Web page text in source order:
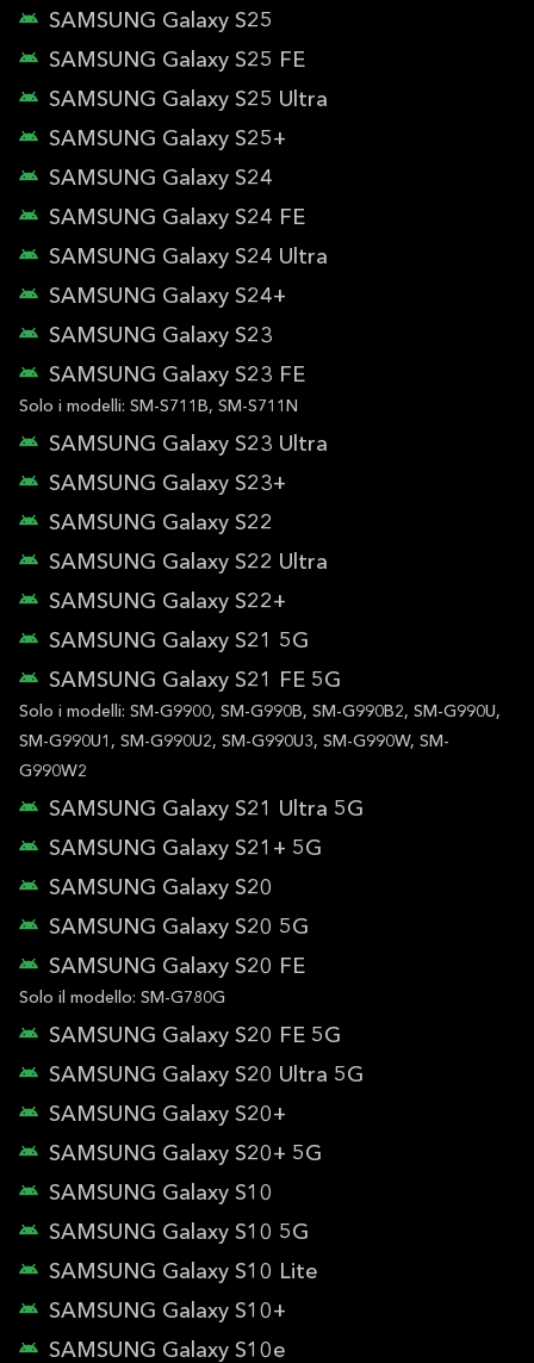
SAMSUNG Galaxy S25
SAMSUNG Galaxy S25 FE
SAMSUNG Galaxy S25 Ultra
SAMSUNG Galaxy S25+
SAMSUNG Galaxy S24
SAMSUNG Galaxy S24 FE
SAMSUNG Galaxy S24 Ultra
SAMSUNG Galaxy S24+
SAMSUNG Galaxy S23
SAMSUNG Galaxy S23 FE
Solo i modelli: SM-S711B, SM-S711N
SAMSUNG Galaxy S23 Ultra
SAMSUNG Galaxy S23+
SAMSUNG Galaxy S22
SAMSUNG Galaxy S22 Ultra
SAMSUNG Galaxy S22+
SAMSUNG Galaxy S21 5G
SAMSUNG Galaxy S21 FE 5G
Solo i modelli: SM-G9900, SM-G990B, SM-G990B2, SM-G990U,
SM-G990U1, SM-G990U2, SM-G990U3, SM-G990W, SM-
G990W2
SAMSUNG Galaxy S21 Ultra 5G
SAMSUNG Galaxy S21+ 5G
SAMSUNG Galaxy S20
SAMSUNG Galaxy S20 5G
SAMSUNG Galaxy S20 FE
Solo il modello: SM-G780G
SAMSUNG Galaxy S20 FE 5G
SAMSUNG Galaxy S20 Ultra 5G
SAMSUNG Galaxy S20+
SAMSUNG Galaxy S20+ 5G
SAMSUNG Galaxy S10
SAMSUNG Galaxy S10 5G
SAMSUNG Galaxy S10 Lite
SAMSUNG Galaxy S10+
SAMSUNG Galaxy S10e